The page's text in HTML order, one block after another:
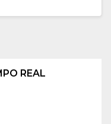
REAL